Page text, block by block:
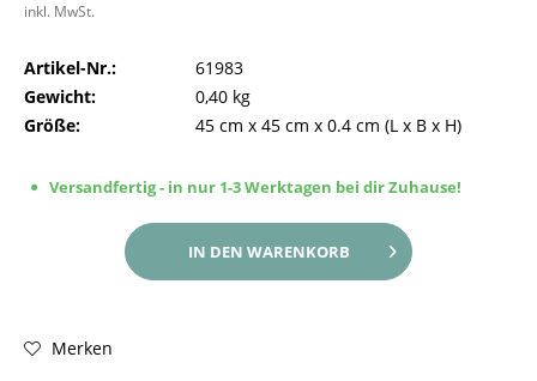
inkl. MwSt.
Artikel-Nr.:
61983
Gewicht:
0,40 kg
Größe:
45 cm x 45 cm x 0.4 cm (L x B x H)
Versandfertig - in nur 1-3 Werktagen bei dir Zuhause!
IN DEN WARENKORB
Merken